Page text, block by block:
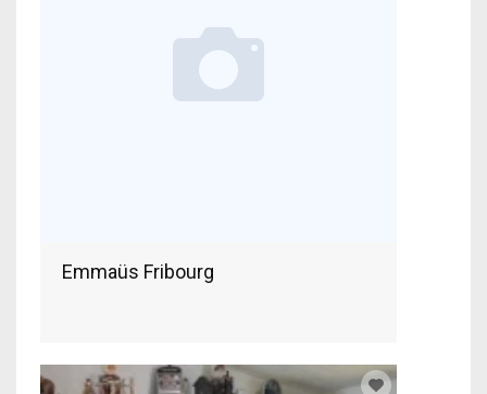
Emmaüs Fribourg